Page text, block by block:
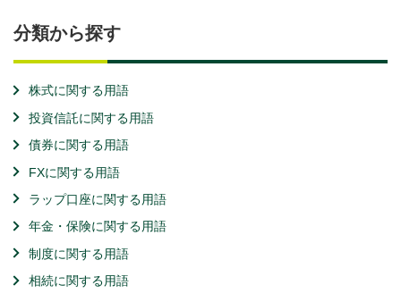
分類から探す
株式に関する用語
投資信託に関する用語
債券に関する用語
FXに関する用語
ラップ口座に関する用語
年金・保険に関する用語
制度に関する用語
相続に関する用語